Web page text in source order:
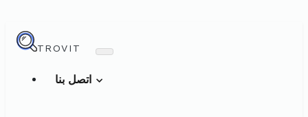
TROVIT